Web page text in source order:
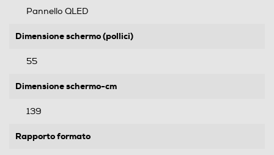
Pannello QLED
Dimensione schermo (pollici)
55
Dimensione schermo-cm
139
Rapporto formato